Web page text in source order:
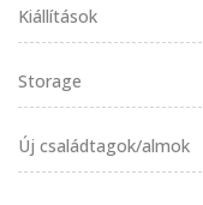
Kiállítások
Storage
Új családtagok/almok